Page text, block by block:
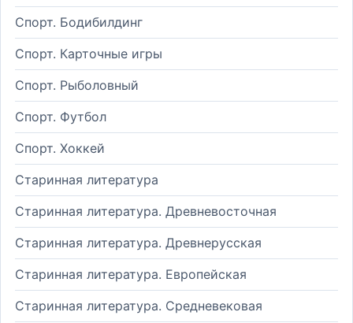
Спорт. Бодибилдинг
Спорт. Карточные игры
Спорт. Рыболовный
Спорт. Футбол
Спорт. Хоккей
Старинная литература
Старинная литература. Древневосточная
Старинная литература. Древнерусская
Старинная литература. Европейская
Старинная литература. Средневековая